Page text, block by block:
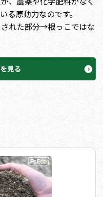
る原動力なのです。
れた部分→根っこではな
見る